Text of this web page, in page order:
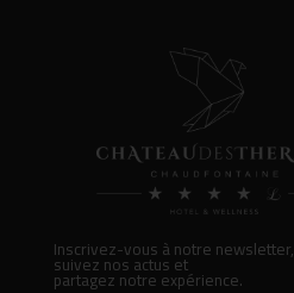
Inscrivez-vous à notre newsletter,
suivez nos actus et
partagez notre expérience.